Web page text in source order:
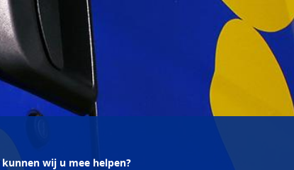
kunnen wij u mee helpen?